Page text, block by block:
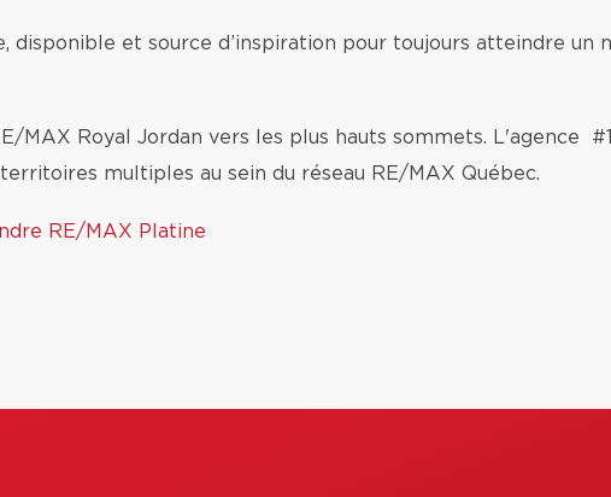
disponible et source d’inspiration pour toujours atteindre un
MAX Royal Jordan vers les plus hauts sommets. L'agence
multiples au sein du réseau RE/MAX Québec.
RE/MAX Platine